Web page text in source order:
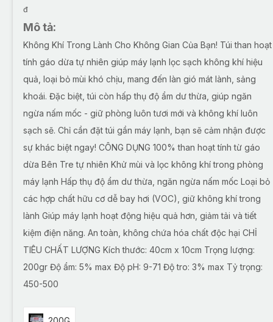
đ
Mô tả:
Không Khí Trong Lành Cho Không Gian Của Bạn! Túi than hoạt
tính gáo dừa tự nhiên giúp máy lạnh lọc sạch không khí hiệu
quả, loại bỏ mùi khó chịu, mang đến làn gió mát lành, sảng
khoái. Đặc biệt, túi còn hấp thụ độ ẩm dư thừa, giúp ngăn
ngừa nấm mốc - giữ phòng luôn tươi mới và không khí luôn
sạch sẽ. Chỉ cần đặt túi gần máy lạnh, bạn sẽ cảm nhận được
sự khác biệt ngay! CÔNG DỤNG 100% than hoạt tính từ gáo
dừa Bên Tre tự nhiên Khử mùi và lọc không khí trong phòng
máy lạnh Hấp thụ độ ẩm dư thừa, ngăn ngừa nấm mốc Loại bỏ
các hợp chất hữu cơ dễ bay hơi (VOC), giữ không khí trong
lành Giúp máy lạnh hoạt động hiệu quả hơn, giảm tải và tiết
kiệm điện năng. An toàn, không chứa hóa chất độc hại CHỈ
TIÊU CHẤT LƯỢNG Kích thước: 40cm x 10cm Trọng lượng:
200gr Độ ẩm: 5% max Độ pH: 9-71 Độ tro: 3% max Tỷ trọng:
450-500